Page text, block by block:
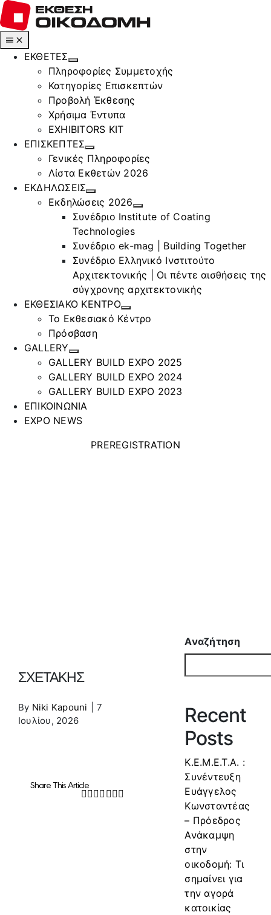
Μετάβαση
στο
περιεχόμενο
Toggle
Navigation
ΕΚΘΕΤΕΣ
Πληροφορίες Συμμετοχής
Κατηγορίες Επισκεπτών
Προβολή Έκθεσης
Χρήσιμα Έντυπα
EXHIBITORS KIT
ΕΠΙΣΚΕΠΤΕΣ
Γενικές Πληροφορίες
Λίστα Εκθετών 2026
ΕΚΔΗΛΩΣΕΙΣ
Εκδηλώσεις 2026
Συνέδριο Institute of Coating
Technologies
Συνέδριο ek-mag | Building Together
Συνέδριο Ελληνικό Ινστιτούτο
Αρχιτεκτονικής | Οι πέντε αισθήσεις της
σύγχρονης αρχιτεκτονικής
ΕΚΘΕΣΙΑΚΟ ΚΕΝΤΡΟ
Το Εκθεσιακό Κέντρο
Πρόσβαση
GALLERY
GALLERY BUILD EXPO 2025
GALLERY BUILD EXPO 2024
GALLERY BUILD EXPO 2023
ΕΠΙΚΟΙΝΩΝΙΑ
EXPO NEWS
PREREGISTRATION
ΣΧΕΤΑΚΗΣ
By Niki Kapouni
7
Ιουλίου, 2026
Share This Article
Facebook
Twitter
LinkedIn
WhatsApp
Tumblr
Pinterest
Αναζήτηση
Recent
Posts
Κ.Ε.Μ.Ε.Τ.Α. :
Συνέντευξη
Ευάγγελος
Κωνσταντέας
– Πρόεδρος
Ανάκαμψη
στην
οικοδομή: Τι
σημαίνει για
την αγορά
κατοικίας